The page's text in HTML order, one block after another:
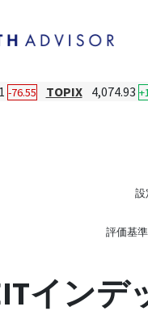
-76.55 TOPIX 4,074.93
設
評価基準
インデ